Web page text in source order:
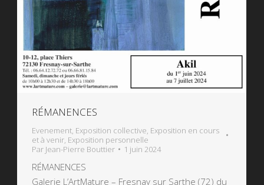
RÉMANENCES
Evenement, Exposition collective, Exposition en cours
et à venir, Exposition personnelle
Par Jean-Pierre Bouttier 1 juin 2024
RÉMANENCES
Galerie L’ArtMature – Fresnay sur Sarthe (72) du